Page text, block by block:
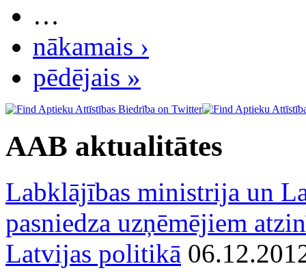
…
nākamais ›
pēdējais »
AAB aktualitātes
Labklājības ministrija un
pasniedza uzņēmējiem
Latvijas politikā